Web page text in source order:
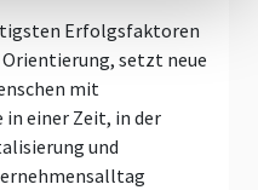
Erfolgsfaktoren
setzt neue
mit
in einer Zeit, in der
und